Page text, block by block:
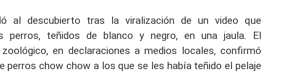
al descubierto tras la viralización de un video que
perros, teñidos de blanco y negro, en una jaula. El
en declaraciones a medios locales, confirmó
perros chow chow a los que se les había teñido el pelaje